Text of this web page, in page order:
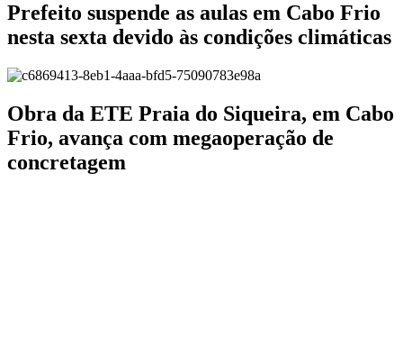
Prefeito suspende as aulas em Cabo Frio
nesta sexta devido às condições climáticas
Obra da ETE Praia do Siqueira, em Cabo
Frio, avança com megaoperação de
concretagem